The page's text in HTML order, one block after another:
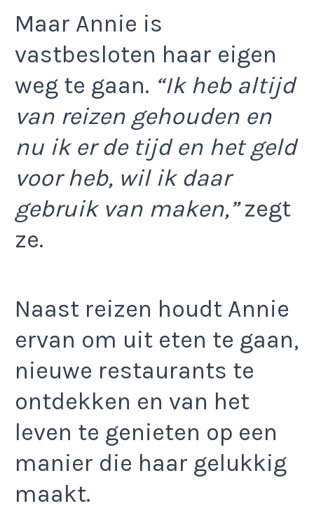
Maar Annie is
vastbesloten haar eigen
weg te gaan. “Ik heb altijd
van reizen gehouden en
nu ik er de tijd en het geld
voor heb, wil ik daar
gebruik van maken,”zegt
ze.
Naast reizen houdt Annie
ervan om uit eten te gaan,
nieuwe restaurants te
ontdekken en van het
leven te genieten op een
manier die haar gelukkig
maakt.